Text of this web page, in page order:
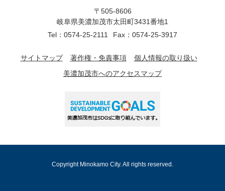
〒505-8606
岐阜県美濃加茂市太田町3431番地1
Tel：0574-25-2111
Fax：0574-25-3917
サイトマップ 著作権・免責事項
個人情報の取り扱い
美濃加茂市へのアクセスマップ
Copyright Minokamo City. All rights reserved.